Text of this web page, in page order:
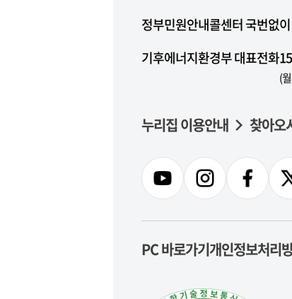
정부민원안내콜센터 국번없
기후에너지환경부 대표전화
(
누리집 이용안내 찾아오
PC 바로가기개인정보처리